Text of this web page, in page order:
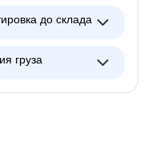
до склада
груза